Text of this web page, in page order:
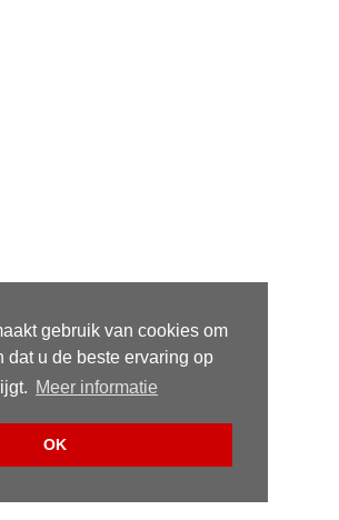
gebruik van cookies om
dat u de beste ervaring op
Meer informatie
OK